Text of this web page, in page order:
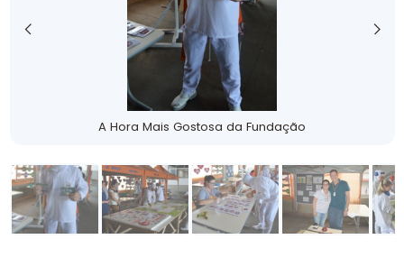
A Hora Mais Gostosa da Fundação